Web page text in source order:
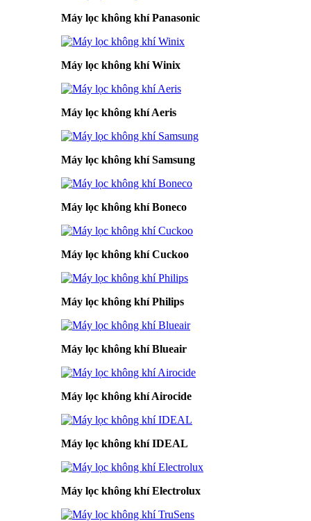
Máy lọc không khí Panasonic
Máy lọc không khí Winix
Máy lọc không khí Aeris
Máy lọc không khí Samsung
Máy lọc không khí Boneco
Máy lọc không khí Cuckoo
Máy lọc không khí Philips
Máy lọc không khí Blueair
Máy lọc không khí Airocide
Máy lọc không khí IDEAL
Máy lọc không khí Electrolux